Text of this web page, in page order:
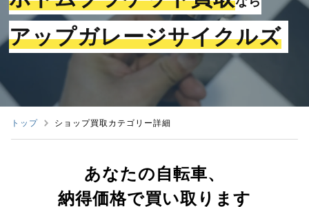
アップガレージサイクルズ
トップ ショップ買取カテゴリー詳細
あなたの自転車、
納得価格で買い取ります